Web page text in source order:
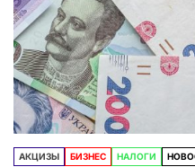
АКЦИЗЫ БИЗНЕС НАЛОГИ